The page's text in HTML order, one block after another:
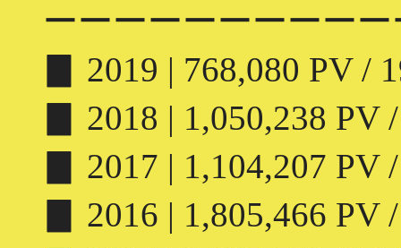
ーーーーーーーーー
▊ 2019 | 768,080 PV /
▊ 2018 | 1,050,238 PV
▊ 2017 | 1,104,207 PV
▊ 2016 | 1,805,466 PV